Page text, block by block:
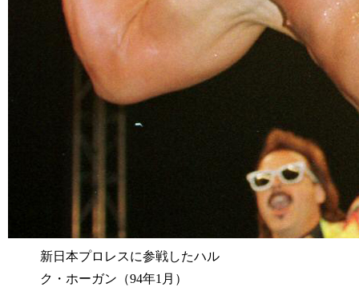
新日本プロレスに参戦したハル
ク・ホーガン（94年1月）